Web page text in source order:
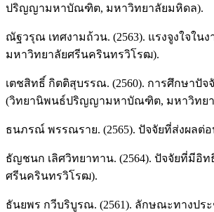
ปริญญามหาบัณฑิต, มหาวิทยาลัยมหิดล).
ณัฐวรุณ เทศงามถ้วน. (2563). แรงจูงใจ
มหาวิทยาลัยศรีนครินทรวิโรฒ).
เตชสิทธิ์ กิตติสุบรรณ. (2560). การศึกษาปั
(วิทยานิพนธ์ปริญญามหาบัณฑิต, มหาวิทยา
ธนภรณ์ พรรณราย. (2565). ปัจจัยที่ส่งผล
ธัญชนก เลิศวิทยาทาน. (2564). ปัจจัยที่มี
ศรีนครินทรวิโรฒ).
ธันยพร กวีบริบูรณ. (2561). ลักษณะทางปร